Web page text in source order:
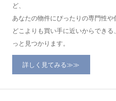
ど、
あなたの物件にぴったりの専門性や
どこよりも買い手に近いからでき
っと見つかります。
詳しく見てみる≫≫